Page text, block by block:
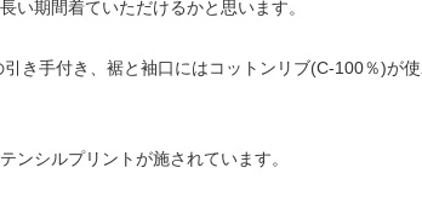
い期間着ていただけるかと思います。
き手付き、裾と袖口にはコットンリブ(C-100％)が
ンシルプリントが施されています。